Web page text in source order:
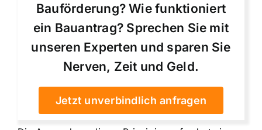
Bauförderung? Wie funktioniert
ein Bauantrag? Sprechen Sie mit
unseren Experten und sparen Sie
Nerven, Zeit und Geld.
Jetzt unverbindlich anfragen